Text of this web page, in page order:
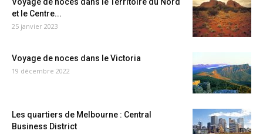
et le Centre...
25 janvier 2023
Voyage de noces dans le Victoria
19 décembre 2022
Les quartiers de Melbourne : Central
Business District